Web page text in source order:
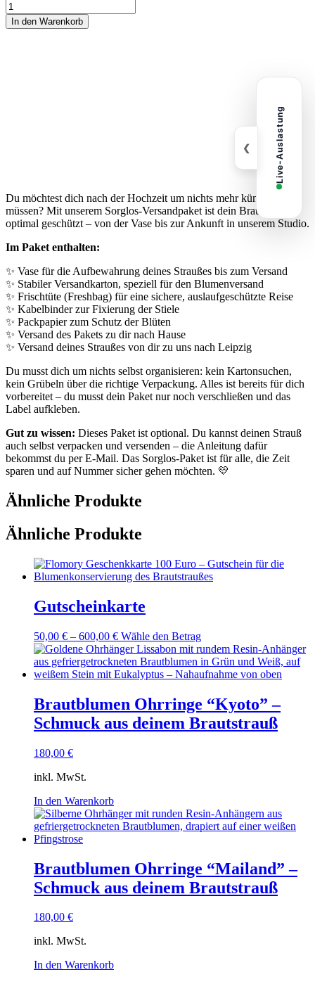
Sorglos-
Versandpaket
für
In den Warenkorb
Du möchtest dich nach der Hochzeit um nichts mehr kümmern
müssen? Mit unserem Sorglos-Versandpaket ist dein Brautstrauß
optimal geschützt – von der Vase bis zur Ankunft in unserem Studio.
Im Paket enthalten:
✨ Vase für die Aufbewahrung deines Straußes bis zum Versand
✨ Stabiler Versandkarton, speziell für den Blumenversand
✨ Frischtüte (Freshbag) für eine sichere, auslaufgeschützte Reise
✨ Kabelbinder zur Fixierung der Stiele
✨ Packpapier zum Schutz der Blüten
✨ Versand des Pakets zu dir nach Hause
✨ Versand deines Straußes von dir zu uns nach Leipzig
Du musst dich um nichts selbst organisieren: kein Kartonsuchen,
kein Grübeln über die richtige Verpackung. Alles ist bereits für dich
vorbereitet – du musst dein Paket nur noch verschließen und das
Label aufkleben.
Gut zu wissen: Dieses Paket ist optional. Du kannst deinen Strauß
auch selbst verpacken und versenden – die Anleitung dafür
bekommst du per E-Mail. Das Sorglos-Paket ist für alle, die Zeit
sparen und auf Nummer sicher gehen möchten. 💛
Ähnliche Produkte
Ähnliche Produkte
Gutscheinkarte
50,00 € – 600,00 € Wähle den BetragDieses
Produkt
weist
mehrere
auf.
Die
Optionen
Brautblumen Ohrringe “Kyoto” –
Schmuck aus deinem Brautstrauß
180,00 €
inkl. MwSt.
In den Warenkorb
Brautblumen Ohrringe “Mailand” –
Schmuck aus deinem Brautstrauß
180,00 €
inkl. MwSt.
In den Warenkorb
❮ Live-Auslastung